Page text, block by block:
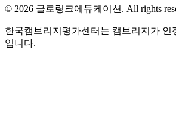
© 2026 글로링크에듀케이션 . All rights
한국캠브리지평가센터는 캠브리지가 인
입니다.